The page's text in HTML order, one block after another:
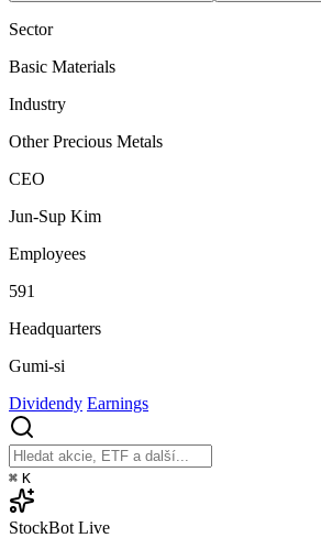
Sector
Basic Materials
Industry
Other Precious Metals
CEO
Jun-Sup Kim
Employees
591
Headquarters
Gumi-si
Dividendy Earnings
⌘ K
StockBot Live